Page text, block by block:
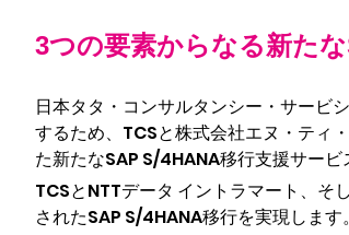
3つの要素からなる新た
日本タタ・コンサルタンシー・サービ
するため、TCSと株式会社エヌ・ティ
た新たなSAP S/4HANA移行支援サービ
TCSとNTTデータ イントラマート、そ
されたSAP S/4HANA移行を実現します。